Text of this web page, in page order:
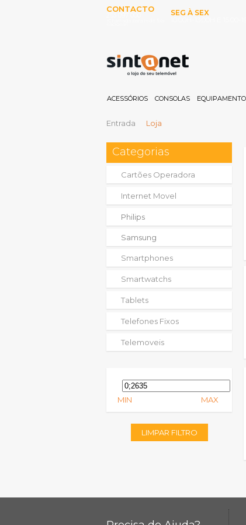
CONTACTO
SEG À SEX
ACESSÓRIOS CONSOLAS
Entrada Loja
Categorias
Cartões Operadora
Internet Movel
Philips
Samsung
Smartphones
Smartwatchs
Tablets
Telefones Fixos
Telemoveis
MIN MAX
LIMPAR FILTRO